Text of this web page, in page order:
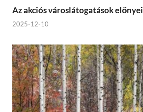
Az akciós városlátogatások előnyei
2025-12-10